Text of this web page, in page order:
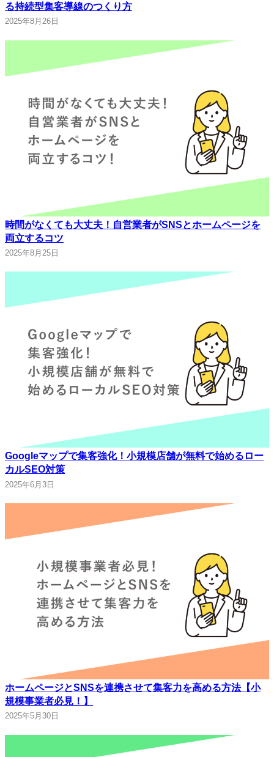
る持続型集客導線のつくり方
2025年8月26日
時間がなくても大丈夫！自営業者がSNSとホームページを
両立するコツ
2025年8月25日
Googleマップで集客強化！小規模店舗が無料で始めるロー
カルSEO対策
2025年6月3日
ホームページとSNSを連携させて集客力を高める方法【小
規模事業者必見！】
2025年5月30日